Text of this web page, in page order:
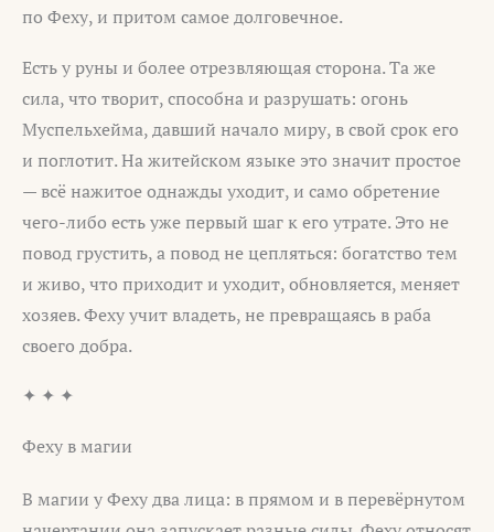
по Феху, и притом самое долговечное.
Есть у руны и более отрезвляющая сторона. Та же
сила, что творит, способна и разрушать: огонь
Муспельхейма, давший начало миру, в свой срок его
и поглотит. На житейском языке это значит простое
— всё нажитое однажды уходит, и само обретение
чего-либо есть уже первый шаг к его утрате. Это не
повод грустить, а повод не цепляться: богатство тем
и живо, что приходит и уходит, обновляется, меняет
хозяев. Феху учит владеть, не превращаясь в раба
своего добра.
✦ ✦ ✦
Феху в магии
В магии у Феху два лица: в прямом и в перевёрнутом